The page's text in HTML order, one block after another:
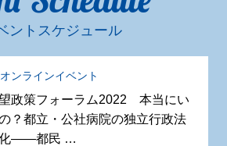
ントスケジュール
オンラインイベント
政策フォーラム2022 本当にい
？都立・公社病院の独立行政法
化——都民 …